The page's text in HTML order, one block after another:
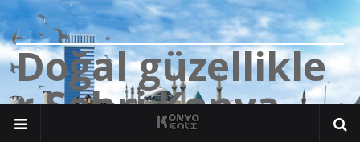
Doğalgüzellikle
rŞehriKonya